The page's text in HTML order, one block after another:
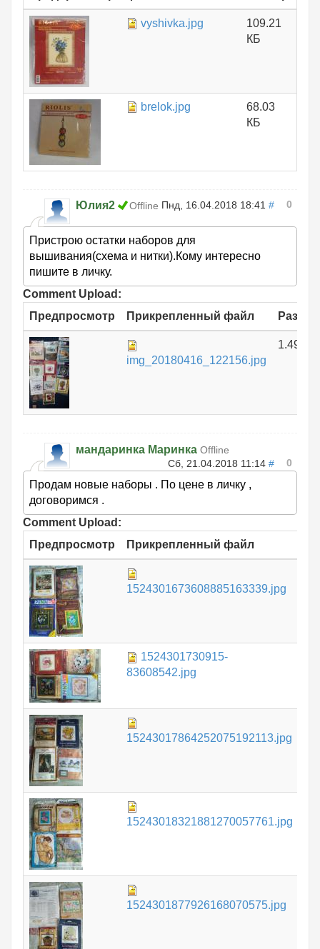
vyshivka.jpg
109.21
КБ
brelok.jpg
68.03
КБ
Юлия2 Offline Пнд, 16.04.2018 18:41 # 0
Пристрою остатки наборов для
вышивания(схема и нитки).Кому интересно
пишите в личку.
Comment Upload:
Предпросмотр
Прикрепленный файл Размер
img_20180416_122156.jpg
1.49 МБ
мандаринка Маринка Offline
Сб, 21.04.2018 11:14 # 0
Продам новые наборы . По цене в личку ,
договоримся .
Comment Upload:
Предпросмотр
Прикрепленный файл
1524301673608885163339.jpg
1524301730915-
83608542.jpg
15243017864252075192113.jpg
15243018321881270057761.jpg
1524301877926168070575.jpg